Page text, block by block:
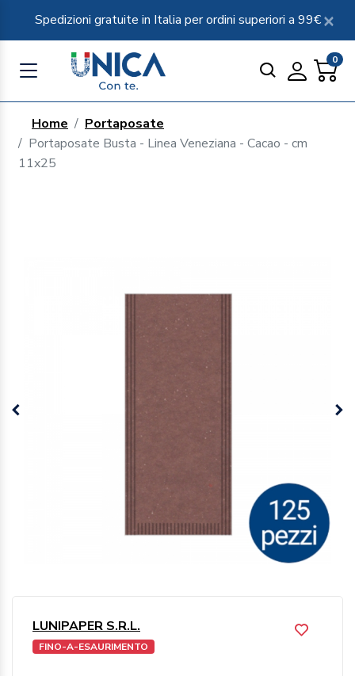
Spedizioni gratuite in Italia per ordini superiori a 99€
0
Home
Portaposate
Portaposate Busta - Linea Veneziana - Cacao - cm
11x25
LUNIPAPER S.R.L.
FINO-A-ESAURIMENTO